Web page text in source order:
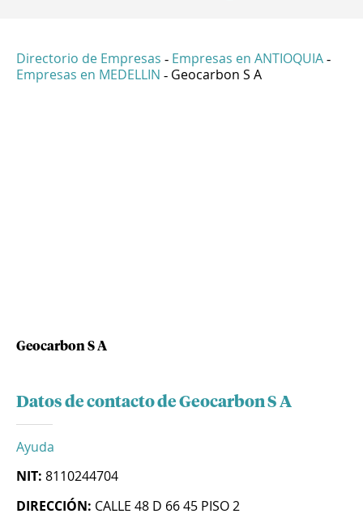
Directorio de Empresas - Empresas en ANTIOQUIA -
Empresas en MEDELLIN - Geocarbon S A
Geocarbon S A
Datos de contacto de Geocarbon S A
Ayuda
NIT: 8110244704
DIRECCIÓN: CALLE 48 D 66 45 PISO 2